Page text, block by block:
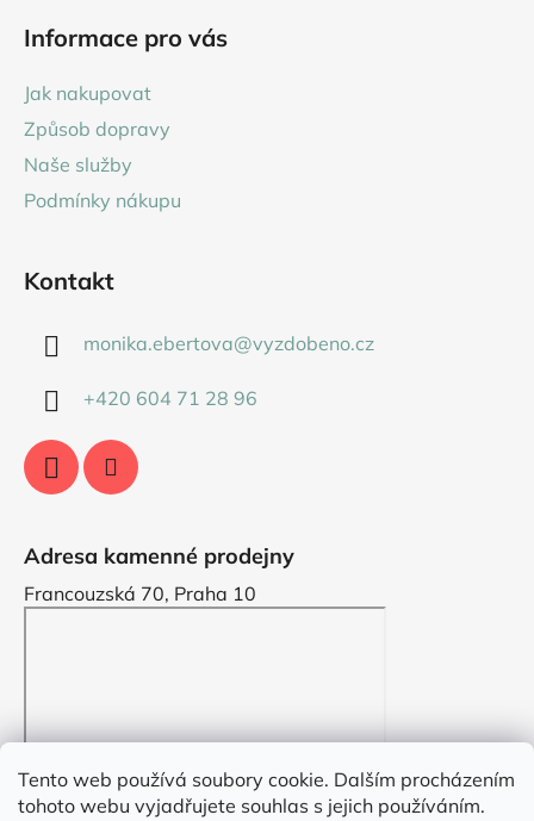
Tento web používá soubory cookie. Dalším procházením
tohoto webu vyjadřujete souhlas s jejich používáním.
Informace pro vás
Jak nakupovat
Způsob dopravy
Naše služby
Podmínky nákupu
Kontakt
monika.ebertova@vyzdobeno.cz
+420 604 71 28 96
Adresa kamenné prodejny
Francouzská 70, Praha 10